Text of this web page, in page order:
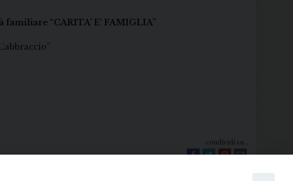
“CARITA’ E’ FAMIGLIA”
condividi su...